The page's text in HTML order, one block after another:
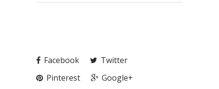
Facebook
Twitter
Pinterest
Google+